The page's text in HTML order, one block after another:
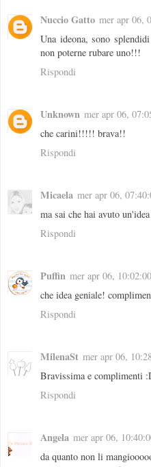
Nuccio Gatto mer apr 06,
Una ideona, sono
non poterne rubare uno!!!
Rispondi
Unknown mer apr 06,
che carini!!!!! brava!!
Rispondi
Micaela mer apr 06,
ma sai che hai avuto
Rispondi
Puffin mer apr 06,
che idea geniale!
Rispondi
MilenaSt mer apr 06,
Bravissima e complimenti
Rispondi
Angela mer apr 06,
da quanto non li